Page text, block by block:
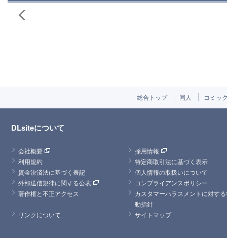
総合トップ 同人 コミッ
DLsiteについて
会社概要
採用情報
利用規約
特定商取引法に基づく表示
資金決済法に基づく表記
個人情報の取扱いについて
外部送信規律に関する公表
コンプライアンスポリシー
著作権と不正アクセス
カスタマーハラスメントに対す
動指針
リンクについて
サイトマップ